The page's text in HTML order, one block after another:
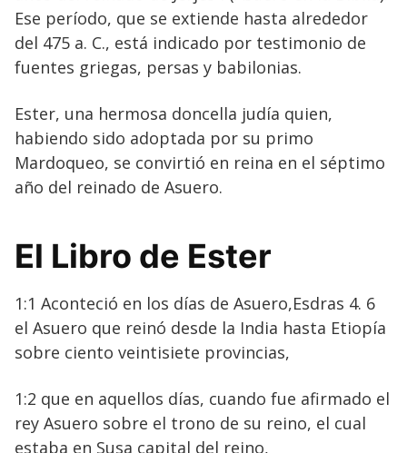
Ese período, que se extiende hasta alrededor
del 475 a. C., está indicado por testimonio de
fuentes griegas, persas y babilonias.
Ester, una hermosa doncella judía quien,
habiendo sido adoptada por su primo
Mardoqueo, se convirtió en reina en el séptimo
año del reinado de Asuero.
El Libro de Ester
1:1 Aconteció en los días de Asuero,Esdras 4. 6
el Asuero que reinó desde la India hasta Etiopía
sobre ciento veintisiete provincias,
1:2 que en aquellos días, cuando fue afirmado el
rey Asuero sobre el trono de su reino, el cual
estaba en Susa capital del reino,